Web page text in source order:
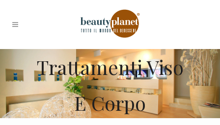
Trattamenti Viso
E Corpo